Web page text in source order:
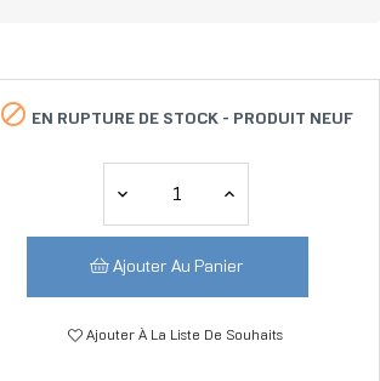
 EN RUPTURE DE STOCK - PRODUIT NEUF
Ajouter Au Panier
Ajouter À La Liste De Souhaits